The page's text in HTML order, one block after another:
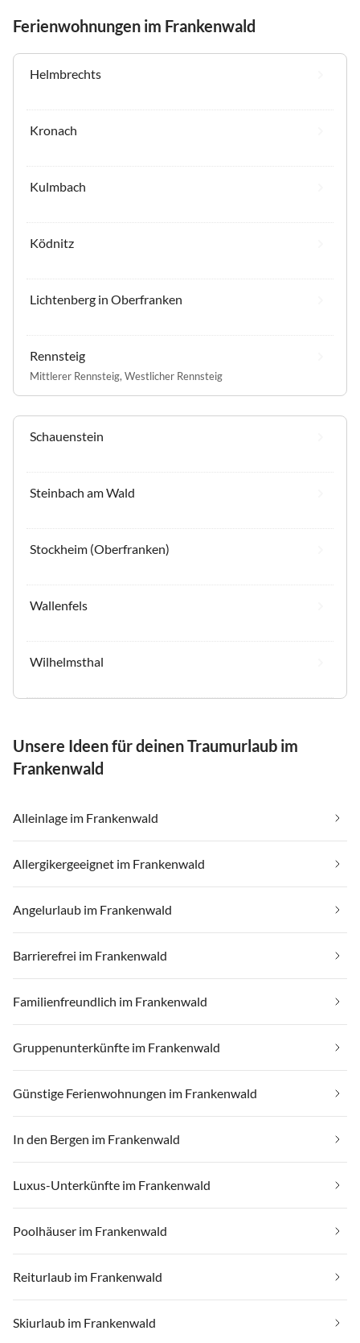
Ferienwohnungen im Frankenwald
Helmbrechts
Kronach
Kulmbach
Ködnitz
Lichtenberg in Oberfranken
Rennsteig
Mittlerer Rennsteig, Westlicher Rennsteig
Schauenstein
Steinbach am Wald
Stockheim (Oberfranken)
Wallenfels
Wilhelmsthal
Unsere Ideen für deinen Traumurlaub im
Frankenwald
Alleinlage im Frankenwald
Allergikergeeignet im Frankenwald
Angelurlaub im Frankenwald
Barrierefrei im Frankenwald
Familienfreundlich im Frankenwald
Gruppenunterkünfte im Frankenwald
Günstige Ferienwohnungen im Frankenwald
In den Bergen im Frankenwald
Luxus-Unterkünfte im Frankenwald
Poolhäuser im Frankenwald
Reiturlaub im Frankenwald
Skiurlaub im Frankenwald